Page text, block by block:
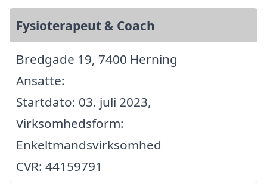
Fysioterapeut & Coach
Bredgade 19, 7400 Herning
Ansatte:
Startdato: 03. juli 2023,
Virksomhedsform:
Enkeltmandsvirksomhed
CVR: 44159791